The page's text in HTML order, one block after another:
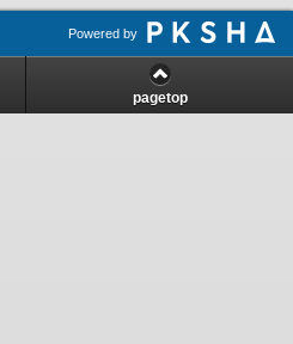
Powered by
pagetop